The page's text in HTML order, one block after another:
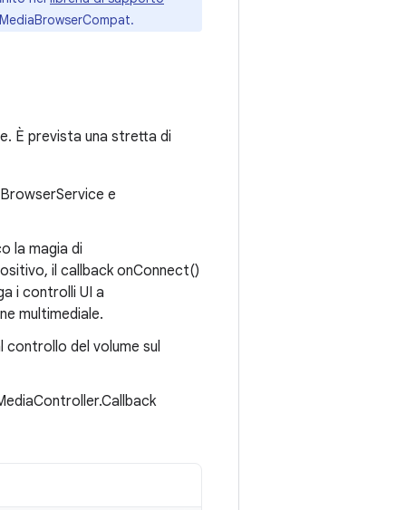
È prevista una stretta di
e
la magia di
il callback onConnect()
i controlli UI a
multimediale.
controllo del volume sul